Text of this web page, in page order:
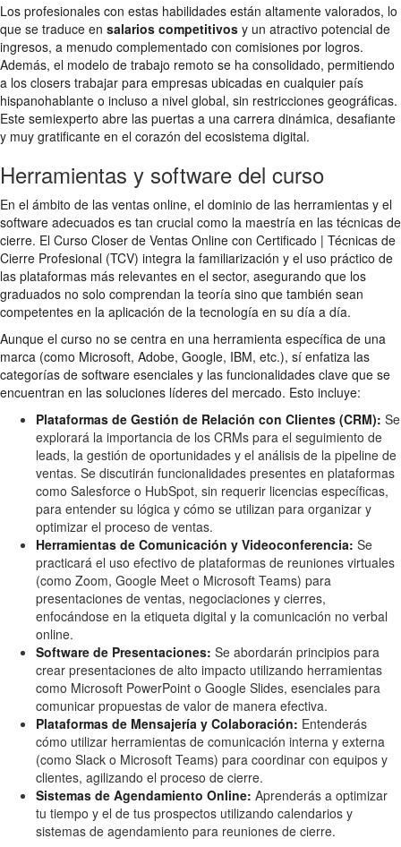
Los profesionales con estas habilidades están altamente valorados, lo
que se traduce en salarios competitivos y un atractivo potencial de
ingresos, a menudo complementado con comisiones por logros.
Además, el modelo de trabajo remoto se ha consolidado, permitiendo
a los closers trabajar para empresas ubicadas en cualquier país
hispanohablante o incluso a nivel global, sin restricciones geográficas.
Este semiexperto abre las puertas a una carrera dinámica, desafiante
y muy gratificante en el corazón del ecosistema digital.
Herramientas y software del curso
En el ámbito de las ventas online, el dominio de las herramientas y el
software adecuados es tan crucial como la maestría en las técnicas de
cierre. El Curso Closer de Ventas Online con Certificado | Técnicas de
Cierre Profesional (TCV) integra la familiarización y el uso práctico de
las plataformas más relevantes en el sector, asegurando que los
graduados no solo comprendan la teoría sino que también sean
competentes en la aplicación de la tecnología en su día a día.
Aunque el curso no se centra en una herramienta específica de una
marca (como Microsoft, Adobe, Google, IBM, etc.), sí enfatiza las
categorías de software esenciales y las funcionalidades clave que se
encuentran en las soluciones líderes del mercado. Esto incluye:
Plataformas de Gestión de Relación con Clientes (CRM): Se
explorará la importancia de los CRMs para el seguimiento de
leads, la gestión de oportunidades y el análisis de la pipeline de
ventas. Se discutirán funcionalidades presentes en plataformas
como Salesforce o HubSpot, sin requerir licencias específicas,
para entender su lógica y cómo se utilizan para organizar y
optimizar el proceso de ventas.
Herramientas de Comunicación y Videoconferencia: Se
practicará el uso efectivo de plataformas de reuniones virtuales
(como Zoom, Google Meet o Microsoft Teams) para
presentaciones de ventas, negociaciones y cierres,
enfocándose en la etiqueta digital y la comunicación no verbal
online.
Software de Presentaciones: Se abordarán principios para
crear presentaciones de alto impacto utilizando herramientas
como Microsoft PowerPoint o Google Slides, esenciales para
comunicar propuestas de valor de manera efectiva.
Plataformas de Mensajería y Colaboración: Entenderás
cómo utilizar herramientas de comunicación interna y externa
(como Slack o Microsoft Teams) para coordinar con equipos y
clientes, agilizando el proceso de cierre.
Sistemas de Agendamiento Online: Aprenderás a optimizar
tu tiempo y el de tus prospectos utilizando calendarios y
sistemas de agendamiento para reuniones de cierre.